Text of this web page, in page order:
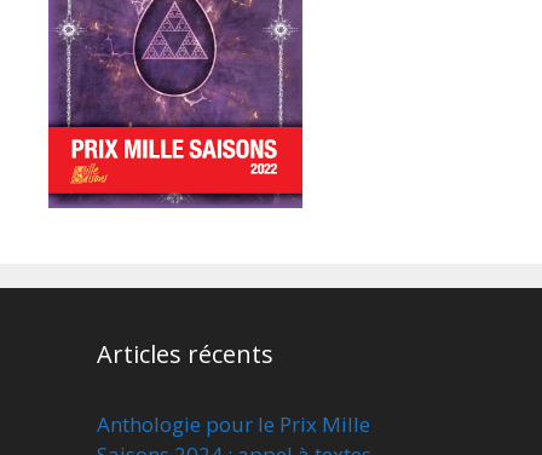
Articles récents
Anthologie pour le Prix Mille